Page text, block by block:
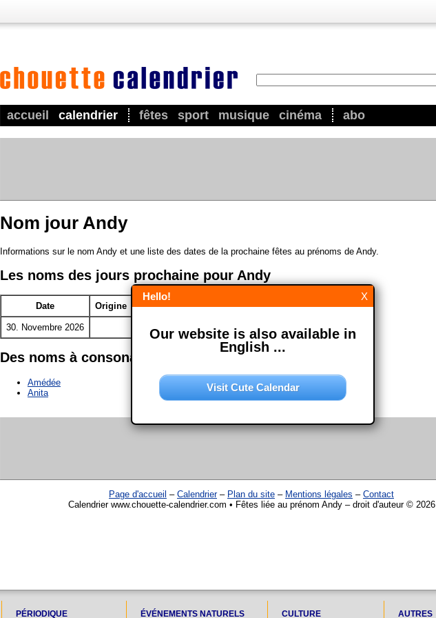
accueil calendrier fêtes sport musique cinéma abo
Nom jour Andy
Informations sur le nom Andy et une liste des dates de la prochaine fêtes au prénoms de Andy.
Les noms des jours prochaine pour Andy
Date Origine
30. Novembre 2026
Des noms à consonance semblables
Amédée
Anita
Page d'accueil – Calendrier– Plan du site – Mentions légales – Contact
Calendrier www.chouette-calendrier.com • Fêtes liée au prénom Andy – droit d'auteur © 2026
PÉRIODIQUE ÉVÉNEMENTS NATURELS CULTURE AUTRES
X
Hello!
Our website is also available in
English ...
Visit Cute Calendar